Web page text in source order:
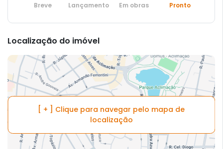
Breve Lançamento Em obras Pronto
Localização do imóvel
[ + ] Clique para navegar pelo mapa de
localização